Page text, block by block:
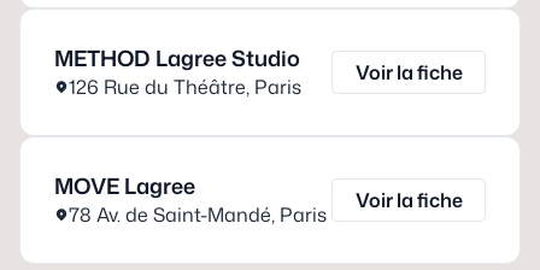
METHOD Lagree Studio
126 Rue du Théâtre, Paris
Voir la fiche
MOVE Lagree
78 Av. de Saint-Mandé, Paris
Voir la fiche